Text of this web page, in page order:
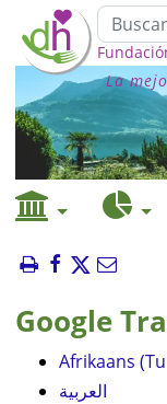
La
Google
Afrikaans
العربية